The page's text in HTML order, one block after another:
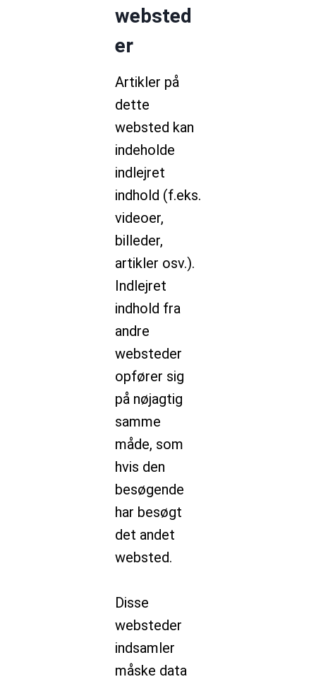
websted
er
Artikler på
dette
websted kan
indeholde
indlejret
indhold (f.eks.
videoer,
billeder,
artikler osv.).
Indlejret
indhold fra
andre
websteder
opfører sig
på nøjagtig
samme
måde, som
hvis den
besøgende
har besøgt
det andet
websted.
Disse
websteder
indsamler
måske data